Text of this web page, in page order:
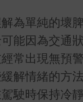
為單純的壞
能因為交通
常出現無預
解情緒的方
駛時保持冷靜